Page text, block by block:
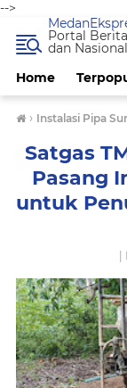
-->
Home
Portal
dan Nasional
› Instalasi Pipa
Satgas
Pasang
untuk